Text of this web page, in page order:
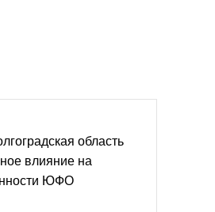
область
влияние на
ЮФО